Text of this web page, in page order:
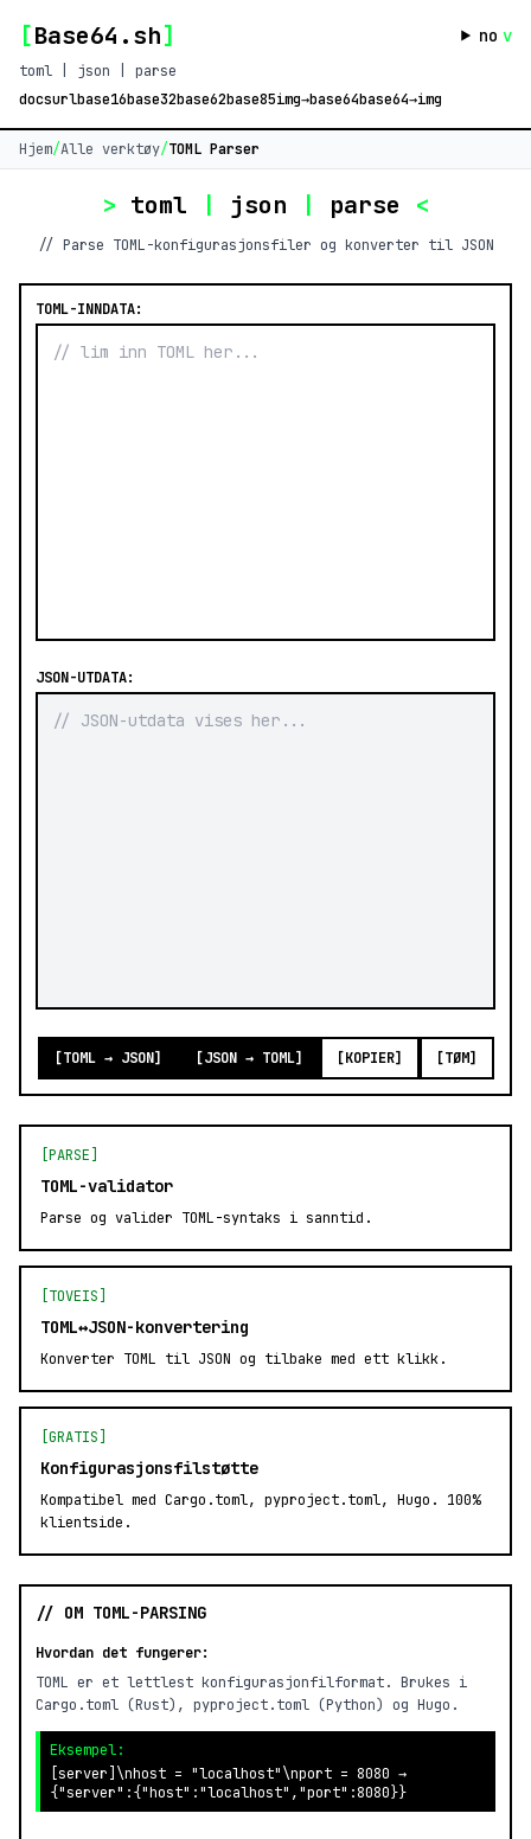
[Base64.sh] no v
toml | json | parse
docsurlbase16base32base62base85img→base64base64→img
Hjem/Alle verktøy/TOML Parser
> toml | json | parse <
// Parse TOML-konfigurasjonsfiler og konverter til JSON
TOML-INNDATA:
JSON-UTDATA:
[TOML → JSON] [JSON → TOML] [KOPIER] [TØM]
[PARSE]
TOML-validator
Parse og valider TOML-syntaks i sanntid.
[TOVEIS]
TOML↔JSON-konvertering
Konverter TOML til JSON og tilbake med ett klikk.
[GRATIS]
Konfigurasjonsfilstøtte
Kompatibel med Cargo.toml, pyproject.toml, Hugo. 100%
klientside.
// OM TOML-PARSING
Hvordan det fungerer:
TOML er et lettlest konfigurasjonfilformat. Brukes i
Cargo.toml (Rust), pyproject.toml (Python) og Hugo.
Eksempel:
[server]\nhost = "localhost"\nport = 8080 →
{"server":{"host":"localhost","port":8080}}